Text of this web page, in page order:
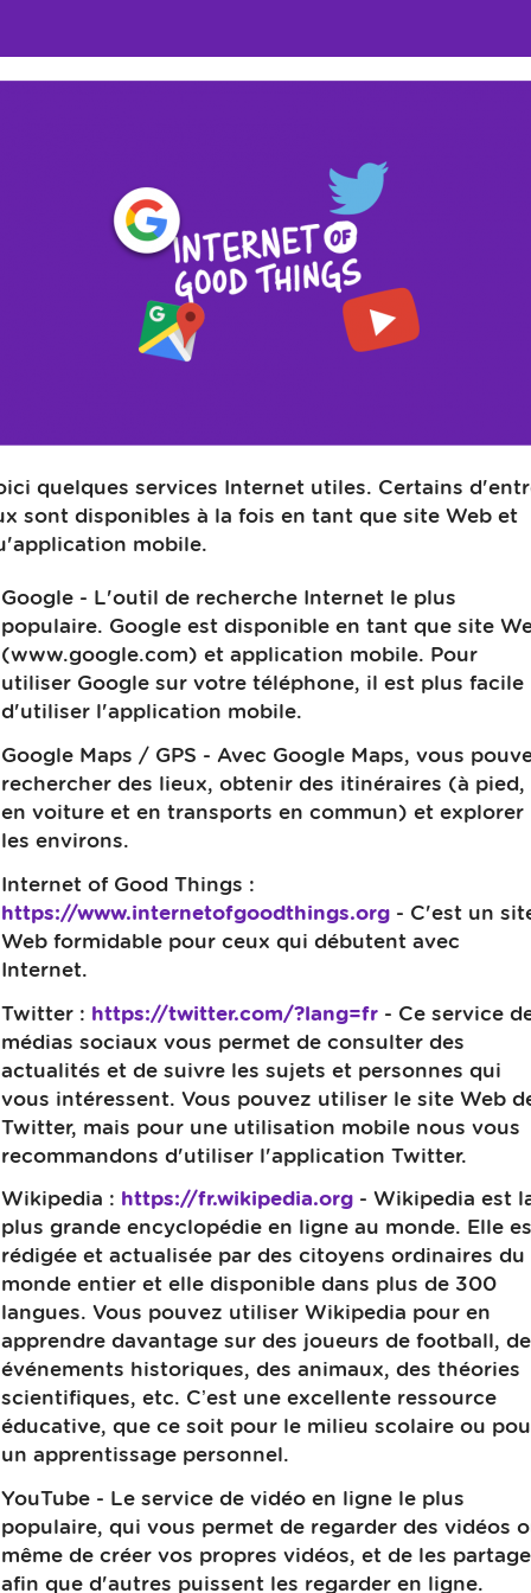
quelques services Internet utiles. Certains
sont disponibles à la fois en tant que site Web et
mobile.
Google - L'outil de recherche Internet le plus
populaire. Google est disponible en tant que site
(www.google.com) et application mobile. Pour
utiliser Google sur votre téléphone, il est plus facile
d'utiliser l'application mobile.
Google Maps / GPS - Avec Google Maps, vous
rechercher des lieux, obtenir des itinéraires (à pied,
en voiture et en transports en commun) et explorer
les environs.
Internet of Good Things :
https://www.internetofgoodthings.org - C'est un
Web formidable pour ceux qui débutent avec
Internet.
Twitter : https://twitter.com/?lang=fr - Ce service
médias sociaux vous permet de consulter des
actualités et de suivre les sujets et personnes qui
vous intéressent. Vous pouvez utiliser le site Web
Twitter, mais pour une utilisation mobile nous vous
recommandons d'utiliser l'application Twitter.
Wikipedia : https://fr.wikipedia.org - Wikipedia est
plus grande encyclopédie en ligne au monde. Elle
rédigée et actualisée par des citoyens ordinaires du
monde entier et elle disponible dans plus de 300
langues. Vous pouvez utiliser Wikipedia pour en
apprendre davantage sur des joueurs de football,
événements historiques, des animaux, des théories
scientifiques, etc. C’est une excellente ressource
éducative, que ce soit pour le milieu scolaire ou
un apprentissage personnel.
YouTube - Le service de vidéo en ligne le plus
populaire, qui vous permet de regarder des vidéos
même de créer vos propres vidéos, et de les
afin que d'autres puissent les regarder en ligne.